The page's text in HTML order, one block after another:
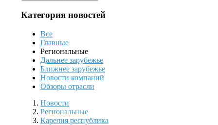
Категория новостей
Все
Главные
Региональные
Дальнее зарубежье
Ближнее зарубежье
Новости компаний
Обзоры отрасли
Новости
Разделы
Новости
Региональные
Карелия республика